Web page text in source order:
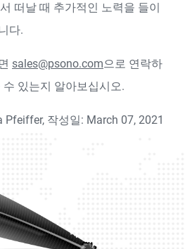
떠날 때 추가적인 노력을 들이
다.
sales@psono.com으로 연락하
있는지 알아보십시오.
Pfeiffer, 작성일: March 07, 2021